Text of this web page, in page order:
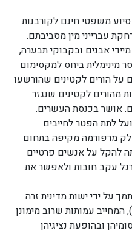
משפטי חינם לקורבנות
עברייני מין מסביבתם.
אבנים ובקבוקי תבערה,
מינימלית ביחס למקסימום
על הורים לקטינים שהורשעו
מהורים לקטינים שנגזר
אושר בכנסת העשרים.
לתת הפטר לחייבים
מרפורמה מקיפה בתחום
להקל על אנשים פרטיים
עקב חובות ולאפשר את
על ידי ישות מדינית זרה
עמותות שרוב מימונן
ובהופעת נציגיהן